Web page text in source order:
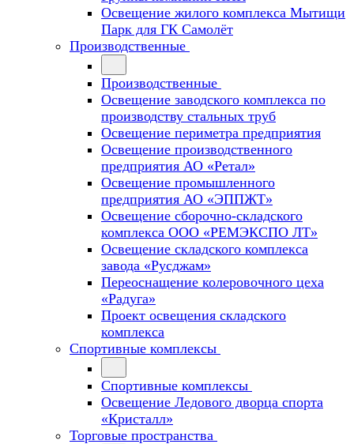
Освещение жилого комплекса Мытищи
Парк для ГК Самолёт
Производственные
Производственные
Освещение заводского комплекса по
производству стальных труб
Освещение периметра предприятия
Освещение производственного
предприятия АО «Ретал»
Освещение промышленного
предприятия АО «ЭППЖТ»
Освещение сборочно-складского
комплекса ООО «РЕМЭКСПО ЛТ»
Освещение складского комплекса
завода «Русджам»
Переоснащение колеровочного цеха
«Радуга»
Проект освещения складского
комплекса
Спортивные комплексы
Спортивные комплексы
Освещение Ледового дворца спорта
«Кристалл»
Торговые пространства